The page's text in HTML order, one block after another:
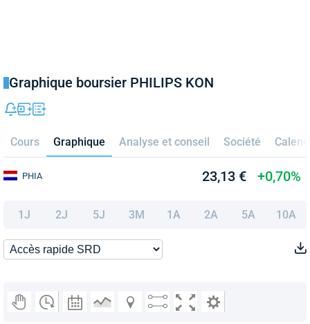
Graphique boursier PHILIPS KON
Cours Graphique Analyse et conseil Société
PHIA 23,13 € +0,70%
1J 2J 5J 3M 1A 2A 5A 10A